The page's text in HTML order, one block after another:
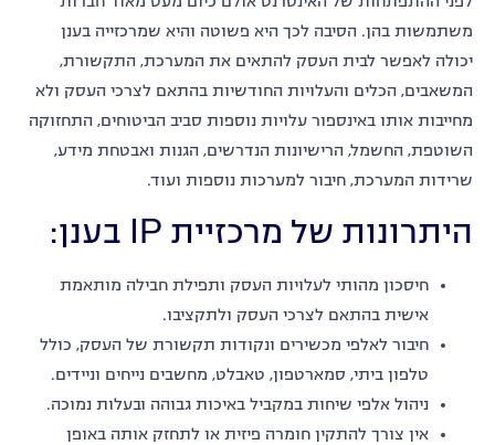
משתמשות בהן. הסיבה לכך היא פשוטה והיא שמרכזייה בענן
יכולה לאפשר לבית העסק להתאים את המערכת, התקשורת,
המשאבים, הכלים והעלויות החודשיות בהתאם לצרכי העסק ולא
מחייבות אותו באינספור עלויות נוספות סביב הביטוחים, התחזוקה
השוטפת, החשמל, הרישיונות הנדרשים, הגנות ואבטחת מידע,
שרידות המערכת, חיבור למערכות נוספות ועוד.
היתרונות של מרכזיית IP בענן:
חיסכון מהותי לעלויות העסק ותפילת חבילה מותאמת
אישית בהתאם לצרכי העסק ולתקציבו.
חיבור לאלפי מכשירים ונקודות תקשורת של העסק, כולל
טלפון ביתי, סמארטפון, טאבלט, מחשבים נייחים וניידים.
ניהול אלפי שיחות במקביל באיכות גבוהה ובעלות נמוכה.
אין צורך להתקין חומרה פיזית או לתחזק אותה באופן